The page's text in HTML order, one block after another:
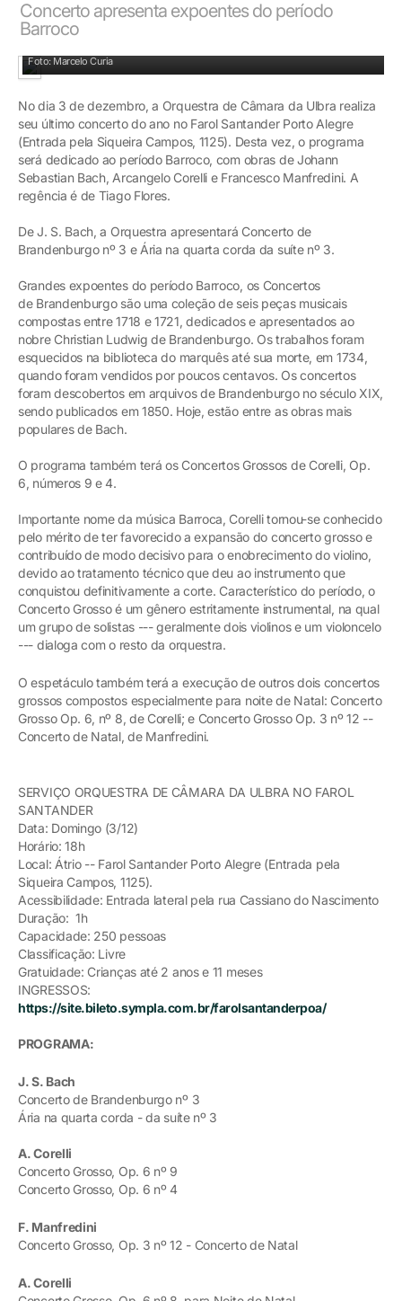
Concerto apresenta expoentes do período
Barroco
Foto: Marcelo Curia
No dia 3 de dezembro, a Orquestra de Câmara da Ulbra realiza
seu último concerto do ano no Farol Santander Porto Alegre
(Entrada pela Siqueira Campos, 1125). Desta vez, o programa
será dedicado ao período Barroco, com obras de Johann
Sebastian Bach, Arcangelo Corelli e Francesco Manfredini. A
regência é de Tiago Flores.
De J. S. Bach, a Orquestra apresentará Concerto de
Brandenburgo nº 3 e Ária na quarta corda da suíte nº 3.
Grandes expoentes do período Barroco, os Concertos
de Brandenburgo são uma coleção de seis peças musicais
compostas entre 1718 e 1721, dedicados e apresentados ao
nobre Christian Ludwig de Brandenburgo. Os trabalhos foram
esquecidos na biblioteca do marquês até sua morte, em 1734,
quando foram vendidos por poucos centavos. Os concertos
foram descobertos em arquivos de Brandenburgo no século XIX,
sendo publicados em 1850. Hoje, estão entre as obras mais
populares de Bach.
O programa também terá os Concertos Grossos de Corelli, Op.
6, números 9 e 4.
Importante nome da música Barroca, Corelli tornou-se conhecido
pelo mérito de ter favorecido a expansão do concerto grosso e
contribuído de modo decisivo para o enobrecimento do violino,
devido ao tratamento técnico que deu ao instrumento que
conquistou definitivamente a corte. Característico do período, o
Concerto Grosso é um gênero estritamente instrumental, na qual
um grupo de solistas --- geralmente dois violinos e um violoncelo
--- dialoga com o resto da orquestra.
O espetáculo também terá a execução de outros dois concertos
grossos compostos especialmente para noite de Natal: Concerto
Grosso Op. 6, nº 8, de Corelli; e Concerto Grosso Op. 3 nº 12 --
Concerto de Natal, de Manfredini.
SERVIÇO ORQUESTRA DE CÂMARA DA ULBRA NO FAROL
SANTANDER
Data: Domingo (3/12)
Horário: 18h
Local: Átrio -- Farol Santander Porto Alegre (Entrada pela
Siqueira Campos, 1125).
Acessibilidade: Entrada lateral pela rua Cassiano do Nascimento
Duração: 1h
Capacidade: 250 pessoas
Classificação: Livre
Gratuidade: Crianças até 2 anos e 11 meses
INGRESSOS:
https://site.bileto.sympla.com.br/farolsantanderpoa/
PROGRAMA:
J. S. Bach
Concerto de Brandenburgo nº 3
Ária na quarta corda - da suíte nº 3
A. Corelli
Concerto Grosso, Op. 6 nº 9
Concerto Grosso, Op. 6 nº 4
F. Manfredini
Concerto Grosso, Op. 3 nº 12 - Concerto de Natal
A. Corelli